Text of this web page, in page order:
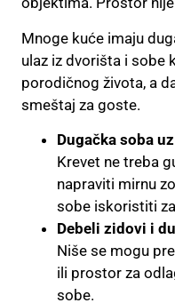
Mnoge kuće imaju
ulaz iz dvorišta i sobe
porodičnog života, a
smeštaj za goste.
Dugačka soba
Krevet ne treba
napraviti mirnu
sobe iskoristiti
Debeli zidovi i
Niše se mogu
ili prostor za
sobe.